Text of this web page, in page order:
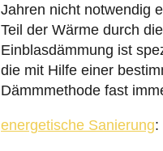
Jahren nicht notwendig
Teil der Wärme durch
Einblasdämmung ist
die mit Hilfe einer
Dämmmethode fast
energetische Sanierung: